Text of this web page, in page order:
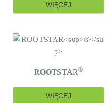
WIĘCEJ
ROOTSTAR®
WIĘCEJ